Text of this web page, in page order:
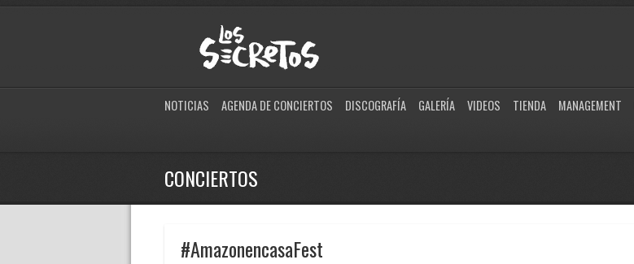
NOTICIAS AGENDA DE CONCIERTOS DISCOGRAFÍA GALERÍA VIDEOS TIENDA MANAGEMENT
CONCIERTOS
#AmazonencasaFest